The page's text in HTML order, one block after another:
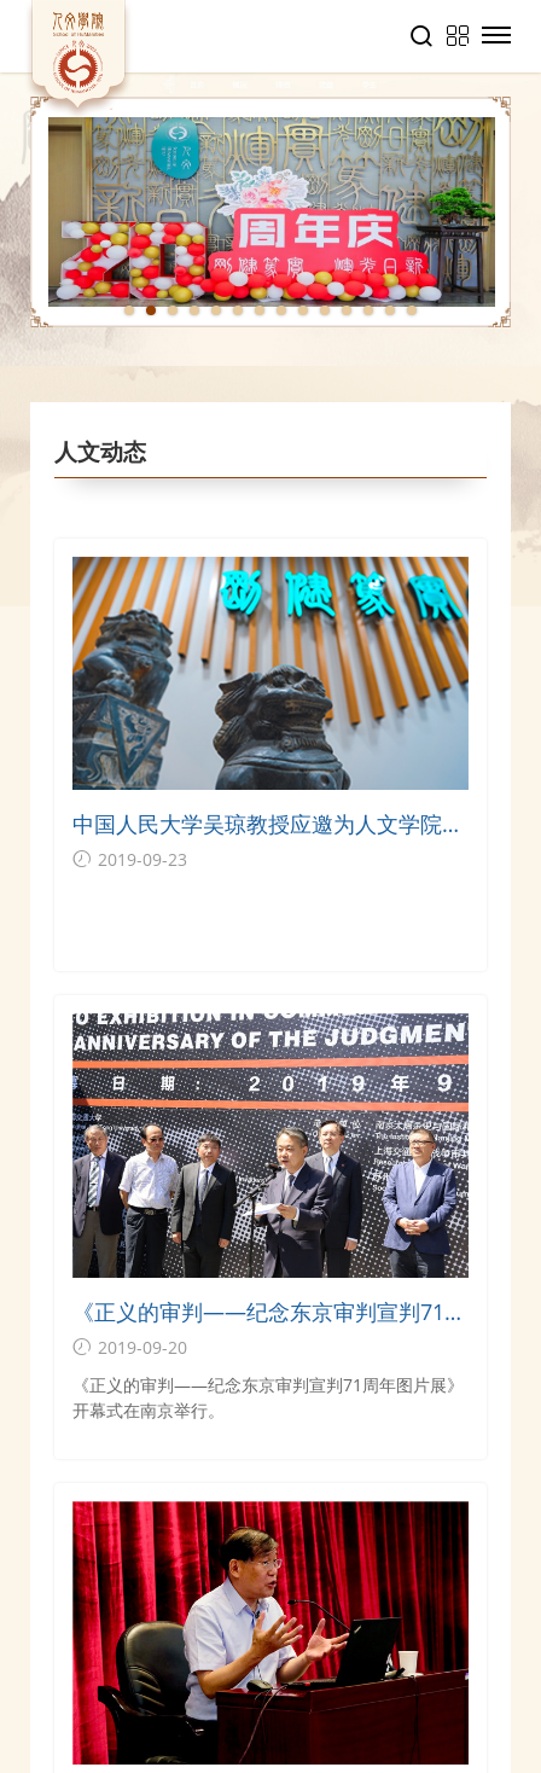
4 5 6 7 8 9 10 11 12 13 14
人文动态
中国人民大学吴琼教授应邀为人文学院师
生作学术讲座
2019-09-23
《正义的审判——纪念东京审判宣判71周
年图片展》开幕式在南京举行
2019-09-20
《正义的审判——纪念东京审判宣判71周年图片展》
开幕式在南京举行。